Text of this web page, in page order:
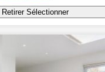
RetirerSélectionner